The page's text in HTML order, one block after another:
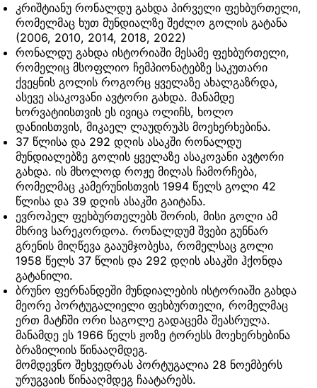
კრიშტიანუ რონალდუ გახდა პირველი ფეხბურთელი,
რომელმაც ხუთ მუნდიალზე შეძლო გოლის გატანა
(2006, 2010, 2014, 2018, 2022)
რონალდუ გახდა ისტორიაში მესამე ფეხბურთელი,
რომელიც მსოფლიო ჩემპიონატებზე საკუთარი
ქვეყნის გოლის როგორც ყველაზე ახალგაზრდა,
ასევე ასაკოვანი ავტორი გახდა. მანამდე
ხორვატიისთვის ეს ივიცა ოლიჩს, ხოლო
დანიისთვის, მიკაელ ლაუდრუპს მოეხერხებინა.
37 წლისა და 292 დღის ასაკში რონალდუ
მუნდიალებზე გოლის ყველაზე ასაკოვანი ავტორი
გახდა. ის მხოლოდ როჟე მილას ჩამორჩება,
რომელმაც კამერუნისთვის 1994 წელს გოლი 42
წლისა და 39 დღის ასაკში გაიტანა.
ევროპელ ფეხბურთელებს შორის, მისი გოლი ამ
მხრივ სარეკორდოა. რონალდუმ შვები გუნნარ
გრენის მიღწევა გააუმჯობესა, რომელსაც გოლი
1958 წელს 37 წლის და 292 დღის ასაკში ჰქონდა
გატანილი.
ბრუნო ფერნანდეში მუნდიალების ისტორიაში გახდა
მეორე პორტუგალიელი ფეხბურთელი, რომელმაც
ერთ მატჩში ორი საგოლე გადაცემა შეასრულა.
მანამდე ეს 1966 წელს ჟოზე ტორესს მოეხერხებინა
ბრაზილიის წინააღმდეგ.
მომდევნო შეხვედრას პორტუგალია 28 ნოემბერს
ურუგვაის წინააღმდეგ ჩაატარებს.